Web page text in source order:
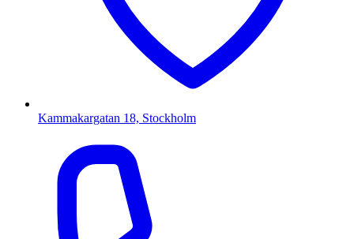
Kammakargatan 18, Stockholm